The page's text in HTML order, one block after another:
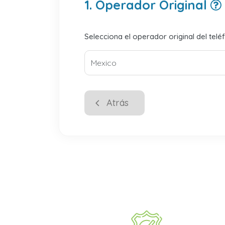
1. Operador Original
Selecciona el operador original del
Atrás